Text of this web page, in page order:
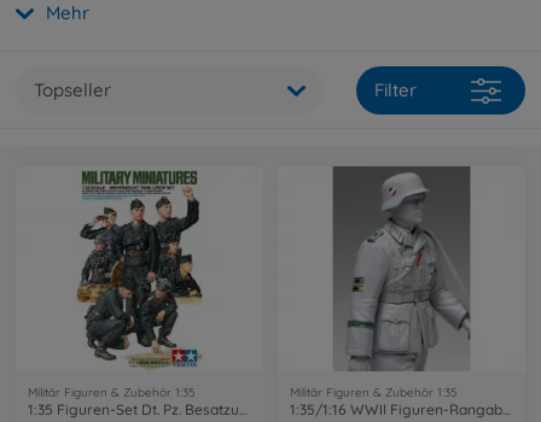
detailverliebte Modellbauer!
Mehr
Topseller Filter
Militär Figuren & Zubehör 1:35
1:35 Figuren-Set Dt. Pz. Besatzung (4+4)
Militär Figuren & Zubehör 1:35
1:35/1:16 WWII Figuren-Rangabzeichen